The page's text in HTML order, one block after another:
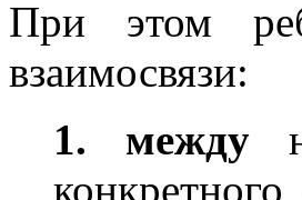
При этом
взаимосвязи:
1. между
конкретного